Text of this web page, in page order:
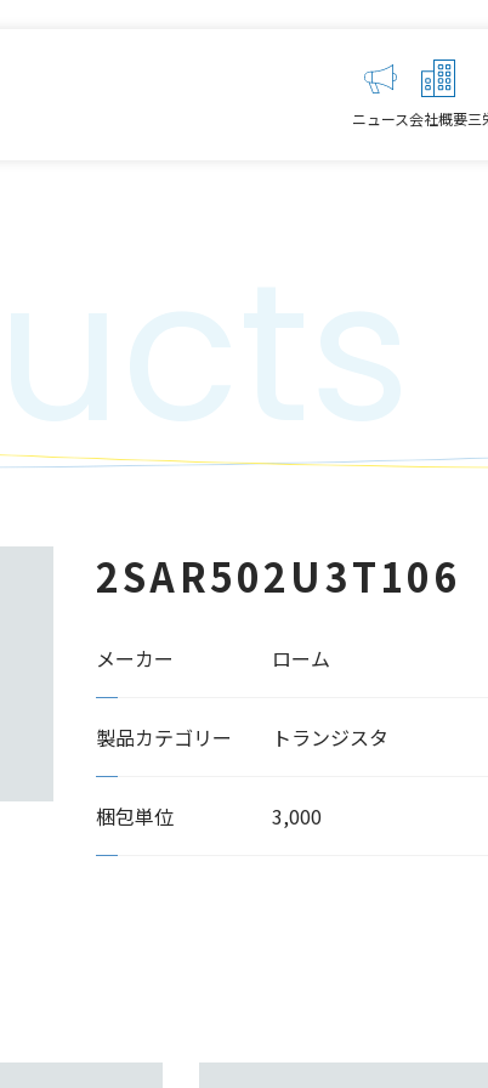
ニュース会社概要三
2SAR502U3T106
メーカー ローム
製品カテゴリー トランジスタ
梱包単位 3,000